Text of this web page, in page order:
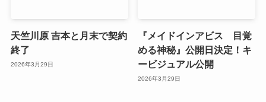
天竺川原 吉本と月末で契約
終了
2026年3月29日
『メイドインアビス 目覚
める神秘』公開日決定！キ
ービジュアル公開
2026年3月29日